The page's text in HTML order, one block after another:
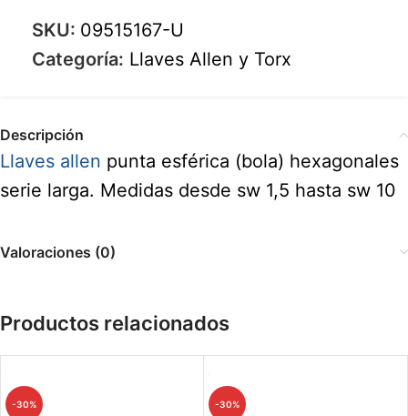
SKU: 09515167-U
Categoría: Llaves Allen y Torx
Descripción
Llaves allen punta esférica (bola) hexagonales
serie larga. Medidas desde sw 1,5 hasta sw 10
Valoraciones (0)
Productos relacionados
-30% -30%